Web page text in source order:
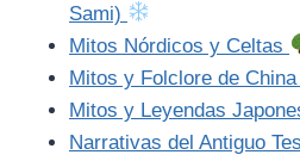
Sami)
Mitos Nórdicos y Celtas
Mitos y Folclore de China
Mitos y Leyendas
Narrativas del Antiguo